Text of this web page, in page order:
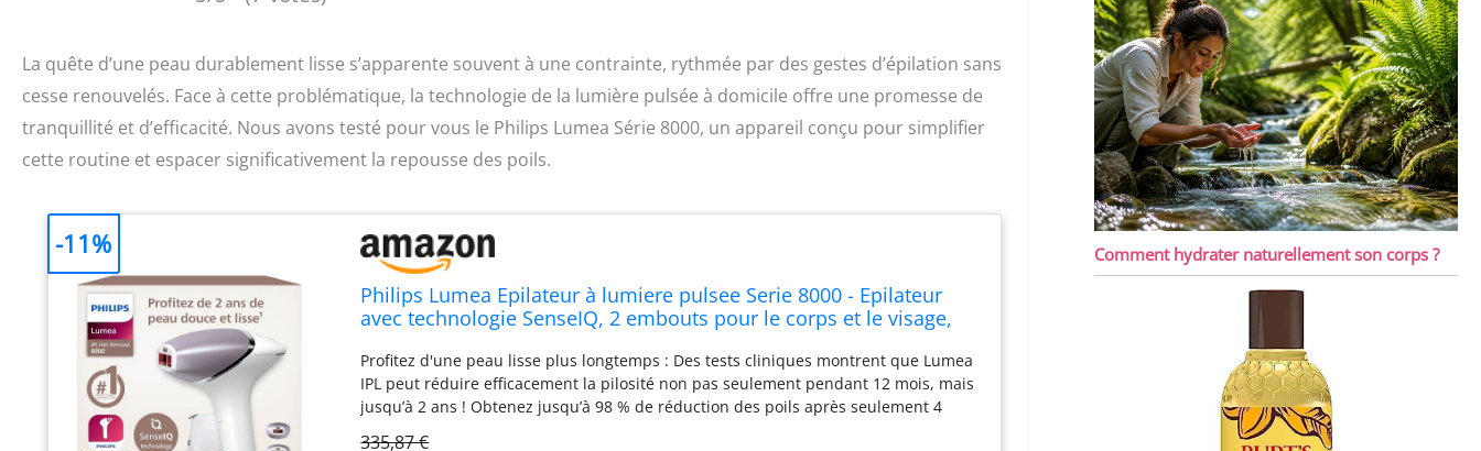
La quête d’une peau durablement lisse s’apparente souvent à une contrainte, rythmée par des gestes d’épilation sans
cesse renouvelés. Face à cette problématique, la technologie de la lumière pulsée à domicile offre une promesse de
tranquillité et d’efficacité. Nous avons testé pour vous le Philips Lumea Série 8000, un appareil conçu pour simplifier
cette routine et espacer significativement la repousse des poils.
Philips Lumea Epilateur à lumiere pulsee Serie 8000 - Epilateur
avec technologie SenseIQ, 2 embouts pour le corps et le visage,
Profitez d'une peau lisse plus longtemps : Des tests cliniques montrent que Lumea
IPL peut réduire efficacement la pilosité non pas seulement pendant 12 mois, mais
jusqu’à 2 ans ! Obtenez jusqu’à 98 % de réduction des poils après seulement 4
335,87 €
-11% Comment hydrater naturellement son corps ?